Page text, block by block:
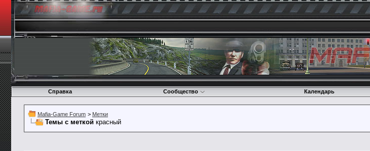
Справка Сообщество Календарь
Mafia-Game Forum > Метки
Темы с меткой красный